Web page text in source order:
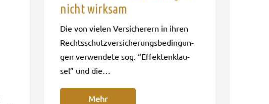
nicht wirksam
Die von vie­len Ver­si­che­rern in ihren
Rechts­schutz­ver­si­che­rungs­be­din­gun­
gen ver­wen­de­te sog. “Effek­ten­klau­
sel” und die…
Mehr